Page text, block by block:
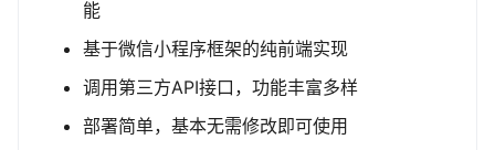
能
基于微信小程序框架的纯前端实现
调用第三方API接口，功能丰富多样
部署简单，基本无需修改即可使用